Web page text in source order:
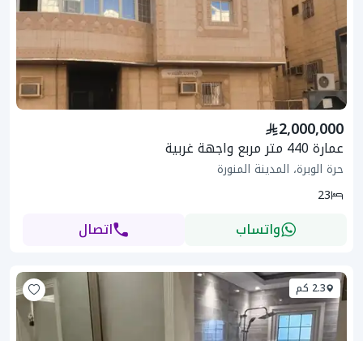
2,000,000
عمارة 440 متر مربع واجهة غربية
حرة الوبرة، المدينة المنورة
23
واتساب اتصال
2.3 كم